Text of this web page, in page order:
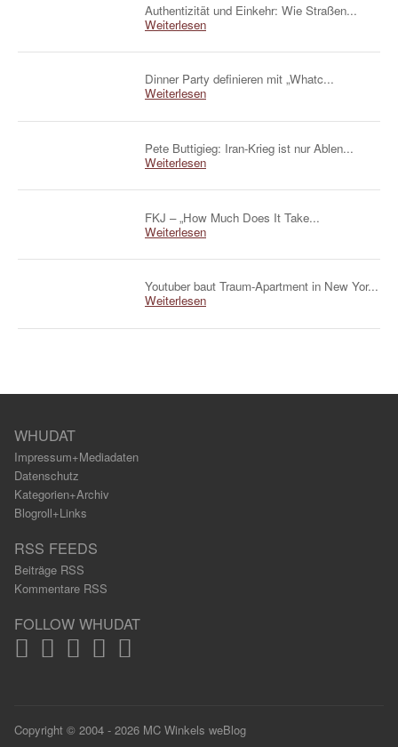
Authentizität und Einkehr: Wie Straßen...
Weiterlesen
Dinner Party definieren mit „Whatc...
Weiterlesen
Pete Buttigieg: Iran-Krieg ist nur Ablen...
Weiterlesen
FKJ – „How Much Does It Take...
Weiterlesen
Youtuber baut Traum-Apartment in New Yor...
Weiterlesen
WHUDAT
Impressum+Mediadaten
Datenschutz
Kategorien+Archiv
Blogroll+Links
RSS FEEDS
Beiträge RSS
Kommentare RSS
FOLLOW WHUDAT
Copyright © 2004 - 2026 MC Winkels weBlog